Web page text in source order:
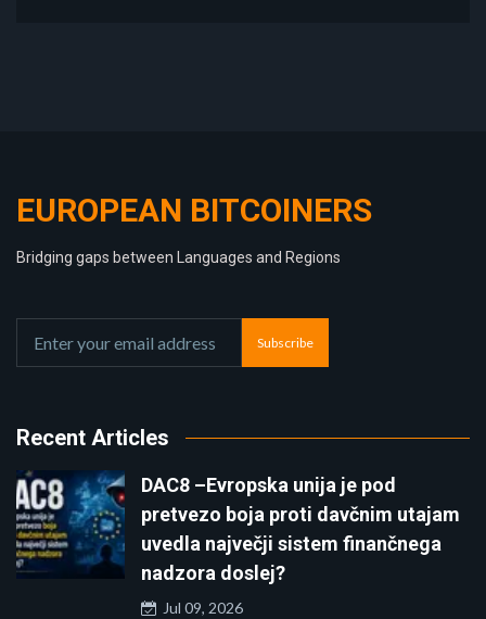
EUROPEAN BITCOINERS
Bridging gaps between Languages and Regions
Subscribe
Recent Articles
DAC8 –Evropska unija je pod
pretvezo boja proti davčnim utajam
uvedla največji sistem finančnega
nadzora doslej?
Jul 09, 2026